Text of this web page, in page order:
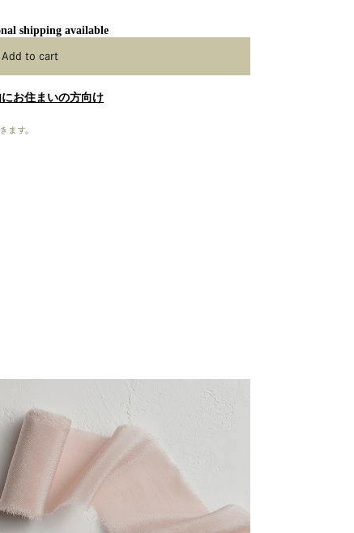
shipping available
Add to cart
にお住まいの方向け
ます。